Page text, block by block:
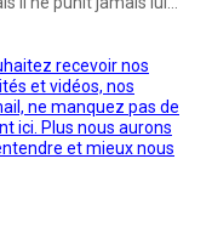
recevoir nos
et vidéos, nos
ne manquez pas de
ici. Plus nous aurons
et mieux nous